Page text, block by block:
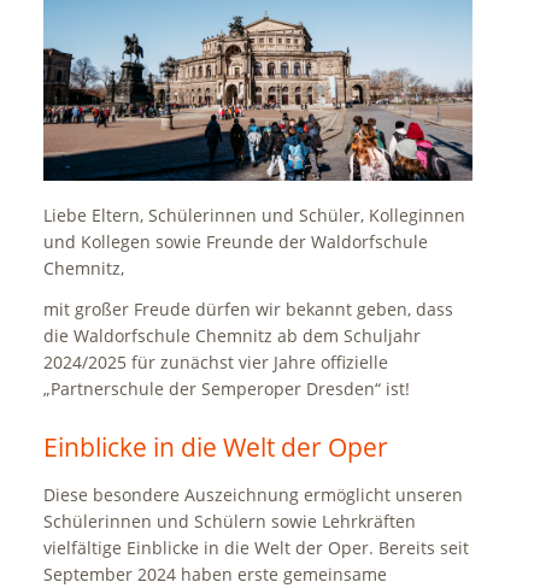
Liebe Eltern, Schülerinnen und Schüler, Kolleginnen
und Kollegen sowie Freunde der Waldorfschule
Chemnitz,
mit großer Freude dürfen wir bekannt geben, dass
die Waldorfschule Chemnitz ab dem Schuljahr
2024/2025 für zunächst vier Jahre offizielle
„Partnerschule der Semperoper Dresden“ ist!
Einblicke in die Welt der Oper
Diese besondere Auszeichnung ermöglicht unseren
Schülerinnen und Schülern sowie Lehrkräften
vielfältige Einblicke in die Welt der Oper. Bereits seit
September 2024 haben erste gemeinsame